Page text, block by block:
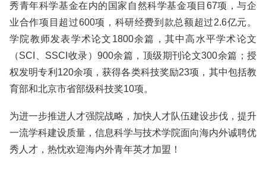
秀青年科学基金在内的国家自然科学基金项目67项，与企
业合作项目超过600项，科研经费到款总额超过2.6亿元。
学院教师发表学术论文1800余篇，其中高水平学术论文
（SCI、SSCI收录）900余篇，顶级期刊论文300余篇；授
权发明专利120余项，获得各类科技奖励23项，其中包括教
育部和北京市省部级科技奖10项。
为进一步推进人才强院战略，加快人才队伍建设步伐，提升
一流学科建设质量，信息科学与技术学院面向海内外诚聘优
秀人才，热忱欢迎海内外青年英才加盟！